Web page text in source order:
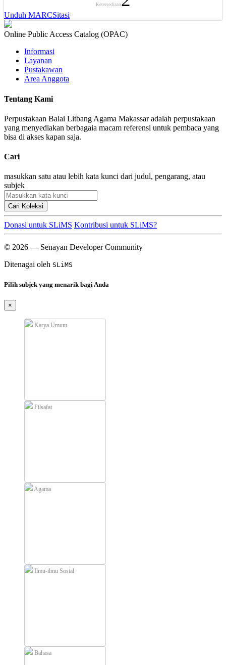
Ketersediaan
Unduh MARCSitasi
Online Public Access Catalog (OPAC)
Informasi
Layanan
Pustakawan
Area Anggota
Tentang Kami
Perpustakaan Balai Litbang Agama Makassar adalah perpustakaan
yang menyediakan berbagaia macam referensi untuk pembaca yang
bisa di akses kapan saja.
Cari
masukkan satu atau lebih kata kunci dari judul, pengarang, atau
subjek
Cari Koleksi
Donasi untuk SLiMS Kontribusi untuk SLiMS?
© 2026 — Senayan Developer Community
Ditenagai oleh SLiMS
Pilih subjek yang menarik bagi Anda
×
Karya Umum
Filsafat
Agama
Ilmu-ilmu Sosial
Bahasa